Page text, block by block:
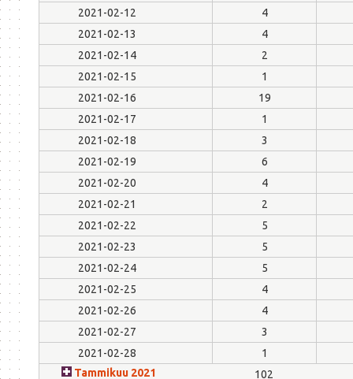
2021-02-12
4
2021-02-13
4
2021-02-14
2
2021-02-15
1
2021-02-16
19
2021-02-17
1
2021-02-18
3
2021-02-19
6
2021-02-20
4
2021-02-21
2
2021-02-22
5
2021-02-23
5
2021-02-24
5
2021-02-25
4
2021-02-26
4
2021-02-27
3
2021-02-28
1
Tammikuu 2021
102